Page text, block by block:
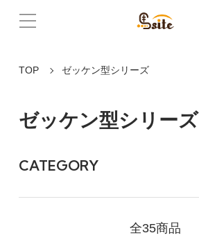
TOP ゼッケン型シリーズ
ゼッケン型シリーズ
CATEGORY
全35商品